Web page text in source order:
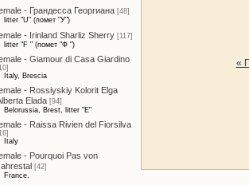
- Грандесса Георгиана [48]
litter "U" (помет "У")
- Irinland Sharliz Sherry [117]
litter "F " (помет "Ф ")
- Giamour di Casa Giardino
Italy, Brescia
- Rossiyskiy Kolorit Elga
Elada [94]
Belorussia, Brest, litter "E"
- Raissa Rivien del Fiorsilva
Italy
- Pourquoi Pas von
[42]
France.
«